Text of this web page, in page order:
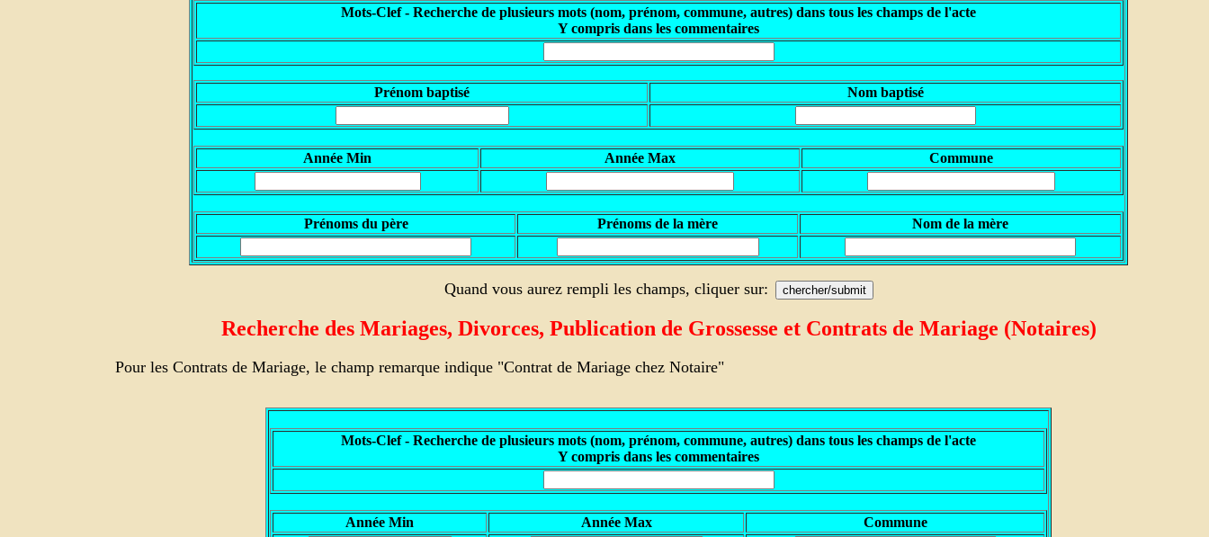
Mots-Clef - Recherche de plusieurs mots (nom, prénom, commune, autres) dans tous les champs de l'acte
Y compris dans les commentaires
Prénom baptisé Nom baptisé
Année Min Année Max Commune
Prénoms du père Prénoms de la mère Nom de la mère
Quand vous aurez rempli les champs, cliquer sur:
Recherche des Mariages, Divorces, Publication de Grossesse et Contrats de Mariage (Notaires)
Pour les Contrats de Mariage, le champ remarque indique "Contrat de Mariage chez Notaire"
Mots-Clef - Recherche de plusieurs mots (nom, prénom, commune, autres) dans tous les champs de l'acte
Y compris dans les commentaires
Année Min Année Max Commune